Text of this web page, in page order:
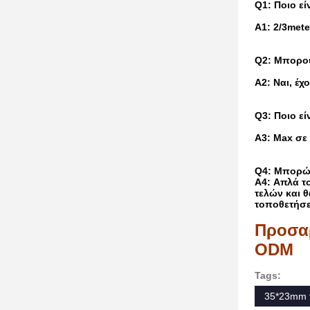
Q1: Ποιο
Α1: 2/
Q2:
A2: Ναι,
Q3: Ποιο
A3: Max σε
Q4: Μπορώ
A4: Απλά
τελών και
ODM
Tags:
35*23mm